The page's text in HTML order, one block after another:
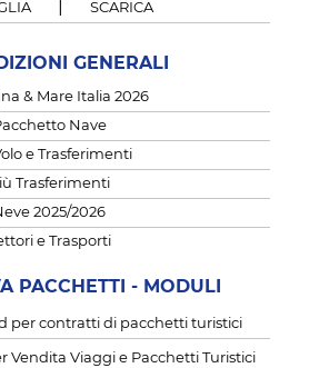
SCARICA
GENERALI
& Mare Italia 2026
Nave
e Trasferimenti
Trasferimenti
2025/2026
e Trasporti
PACCHETTI - MODULI
per contratti di pacchetti turistici
Vendita Viaggi e Pacchetti Turistici